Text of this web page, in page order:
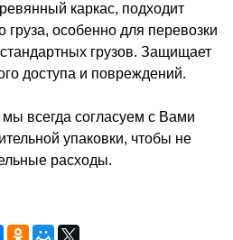
каркас, подходит
груза, особенно для перевозки
грузов. Защищает
доступа и повреждений.
всегда согласуем с Вами
упаковки, чтобы не
расходы.